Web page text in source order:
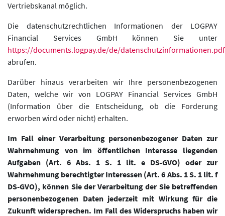
Vertriebskanal möglich.
Die datenschutzrechtlichen Informationen der LOGPAY
Financial Services GmbH können Sie unter
https://documents.logpay.de/de/datenschutzinformationen.pdf
abrufen.
Darüber hinaus verarbeiten wir Ihre personenbezogenen
Daten, welche wir von LOGPAY Financial Services GmbH
(Information über die Entscheidung, ob die Forderung
erworben wird oder nicht) erhalten.
Im Fall einer Verarbeitung personenbezogener Daten zur
Wahrnehmung von im öffentlichen Interesse liegenden
Aufgaben (Art. 6 Abs. 1 S. 1 lit. e DS-GVO) oder zur
Wahrnehmung berechtigter Interessen (Art. 6 Abs. 1 S. 1 lit. f
DS-GVO), können Sie der Verarbeitung der Sie betreffenden
personenbezogenen Daten jederzeit mit Wirkung für die
Zukunft widersprechen. Im Fall des Widerspruchs haben wir